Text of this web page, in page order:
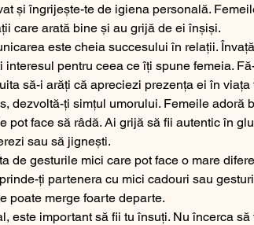
și îngrijește-te de igiena personală.
care arată bine și au grijă de ei înșiși.
este cheia succesului în relații.
interesul pentru ceea ce îți spune femeia.
să-i arăți că apreciezi prezența ei în viața
dezvoltă-ți simțul umorului. Femeile adoră
pot face să râdă. Ai grijă să fii autentic în
sau să jignești.
de gesturile mici care pot face o mare
ți partenera cu mici cadouri sau
poate merge foarte departe.
este important să fii tu însuți. Nu încerca